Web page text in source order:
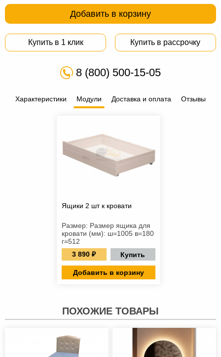
ротанга
мебель
Косметологическое
оборудование
Добавить в корзину
Купить в 1 клик Купить в рассрочку
8 (800) 500-15-05
Характеристики Модули Доставка и оплата Отзывы
Ящики 2 шт к кровати
Размер: Размер ящика для
кровати (мм): ш=1005 в=180
г=512
3 890 ₽
Купить
Добавить в корзину
ПОХОЖИЕ ТОВАРЫ